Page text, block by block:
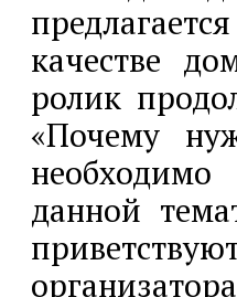
качестве
ролик
«Почему
данной